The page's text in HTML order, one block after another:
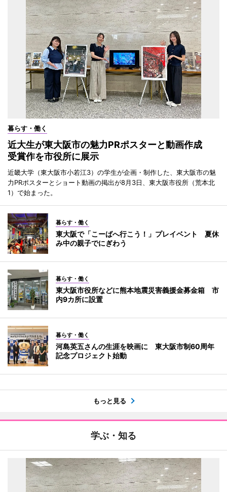
暮らす・働く
近大生が東大阪市の魅力PRポスターと動画作成
受賞作を市役所に展示
近畿大学（東大阪市小若江3）の学生が企画・制作した、東大阪市の魅
力PRポスターとショート動画の掲出が8月3日、東大阪市役所（荒本北
1）で始まった。
暮らす・働く
東大阪で「こーばへ行こう！」プレイベント 夏休
み中の親子でにぎわう
暮らす・働く
東大阪市役所などに熊本地震災害義援金募金箱 市
内9カ所に設置
暮らす・働く
河島英五さんの生涯を映画に 東大阪市制60周年
記念プロジェクト始動
もっと見る
学ぶ・知る